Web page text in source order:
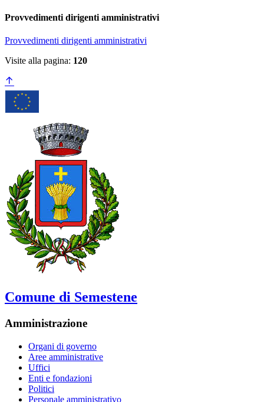
Provvedimenti dirigenti amministrativi
Provvedimenti dirigenti amministrativi
Visite alla pagina: 120
Comune di Semestene
Amministrazione
Organi di governo
Aree amministrative
Uffici
Enti e fondazioni
Politici
Personale amministrativo